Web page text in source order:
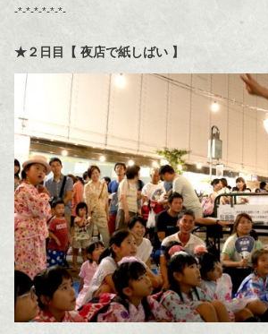
-*-*-*-*-*-*-
★２日目【 夜店で紙しばい 】